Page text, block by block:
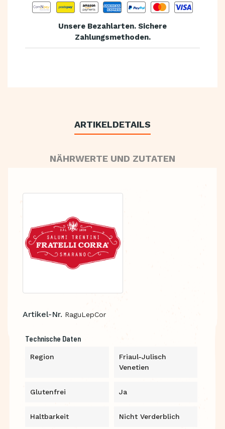
Unsere Bezahlarten. Sichere
Zahlungsmethoden.
ARTIKELDETAILS
NÄHRWERTE UND ZUTATEN
Artikel-Nr. RaguLepCor
Technische Daten
Region
Friaul-Julisch
Venetien
Glutenfrei Ja
Haltbarkeit Nicht Verderblich